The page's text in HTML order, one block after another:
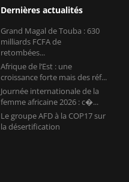
Dernières actualités
Grand Magal de Touba : 630
milliards FCFA de
retombées...
Afrique de l’Est : une
croissance forte mais des réf...
Journée internationale de la
femme africaine 2026 : c�...
Le groupe AFD à la COP17 sur
la désertification